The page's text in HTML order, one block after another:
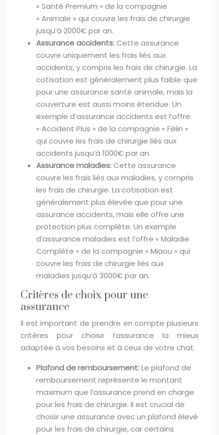
« Santé Premium » de la compagnie
« Animale » qui couvre les frais de chirurgie
jusqu’à 2000€ par an.
Assurance accidents:Cette assurance
couvre uniquement les frais liés aux
accidents, y compris les frais de chirurgie. La
cotisation est généralement plus faible que
pour une assurance santé animale, mais la
couverture est aussi moins étendue. Un
exemple d’assurance accidents est l’offre
« Accident Plus » de la compagnie « Félin »
qui couvre les frais de chirurgie liés aux
accidents jusqu’à 1000€ par an.
Assurance maladies:Cette assurance
couvre les frais liés aux maladies, y compris
les frais de chirurgie. La cotisation est
généralement plus élevée que pour une
assurance accidents, mais elle offre une
protection plus complète. Un exemple
d’assurance maladies est l’offre « Maladie
Complète » de la compagnie « Miaou » qui
couvre les frais de chirurgie liés aux
maladies jusqu’à 3000€ par an.
Critères de choix pour une
assurance
Il est important de prendre en compte plusieurs
critères pour choisir l’assurance la mieux
adaptée à vos besoins et à ceux de votre chat.
Plafond de remboursement:Le plafond de
remboursement représente le montant
maximum que l’assurance prend en charge
pour les frais de chirurgie. Il est crucial de
choisir une assurance avec un plafond élevé
pour les frais de chirurgie, car certains